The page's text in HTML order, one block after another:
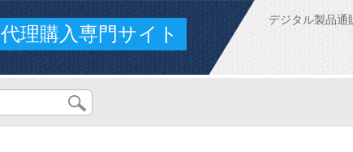
代理購入専門サイト
デジタル製品通